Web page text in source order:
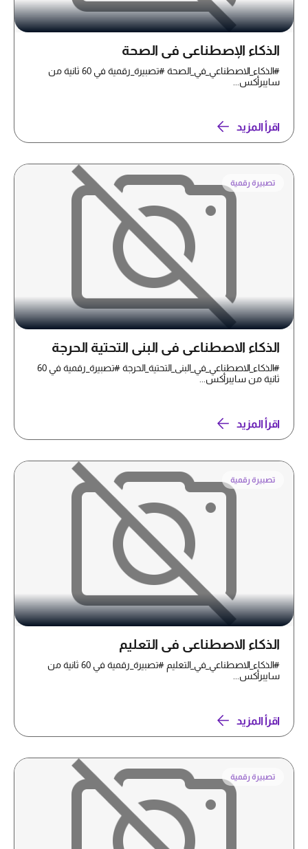
الذكاء الإصطناعي في الصحة
#الذكاء_الاصطناعي_في_الصحة #تصبيرة_رقمية في 60 ثانية من
سايبرأكس...
اقرأ المزيد
تصبيرة رقمية
الذكاء الاصطناعي في البنى التحتية الحرجة
#الذكاء_الاصطناعي_في_البنى_التحتية_الحرجة #تصبيرة_رقمية في 60
ثانية من سايبرأكس...
اقرأ المزيد
تصبيرة رقمية
الذكاء الاصطناعي في التعليم
#الذكاء_الاصطناعي_في_التعليم #تصبيرة_رقمية في 60 ثانية من
سايبرأكس...
اقرأ المزيد
تصبيرة رقمية